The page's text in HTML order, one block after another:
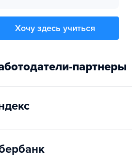
Хочу здесь учиться
партнеры